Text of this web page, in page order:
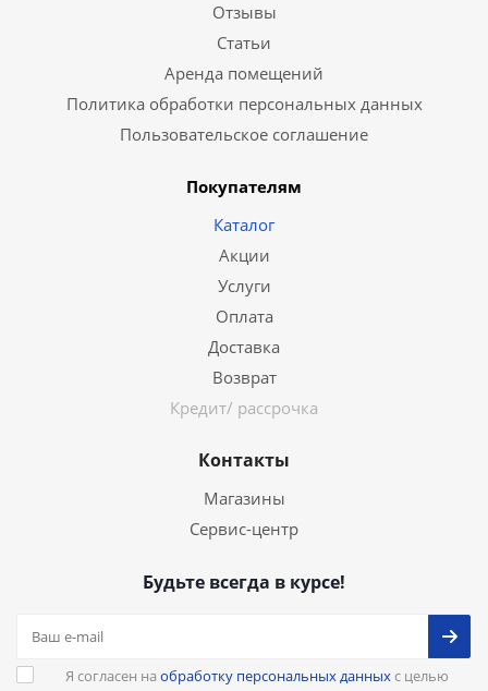
Отзывы
Статьи
Аренда помещений
Политика обработки персональных данных
Пользовательское соглашение
Покупателям
Каталог
Акции
Услуги
Оплата
Доставка
Возврат
Кредит/ рассрочка
Контакты
Магазины
Сервис-центр
Будьте всегда в курсе!
Я согласен на обработку персональных данныхс целью